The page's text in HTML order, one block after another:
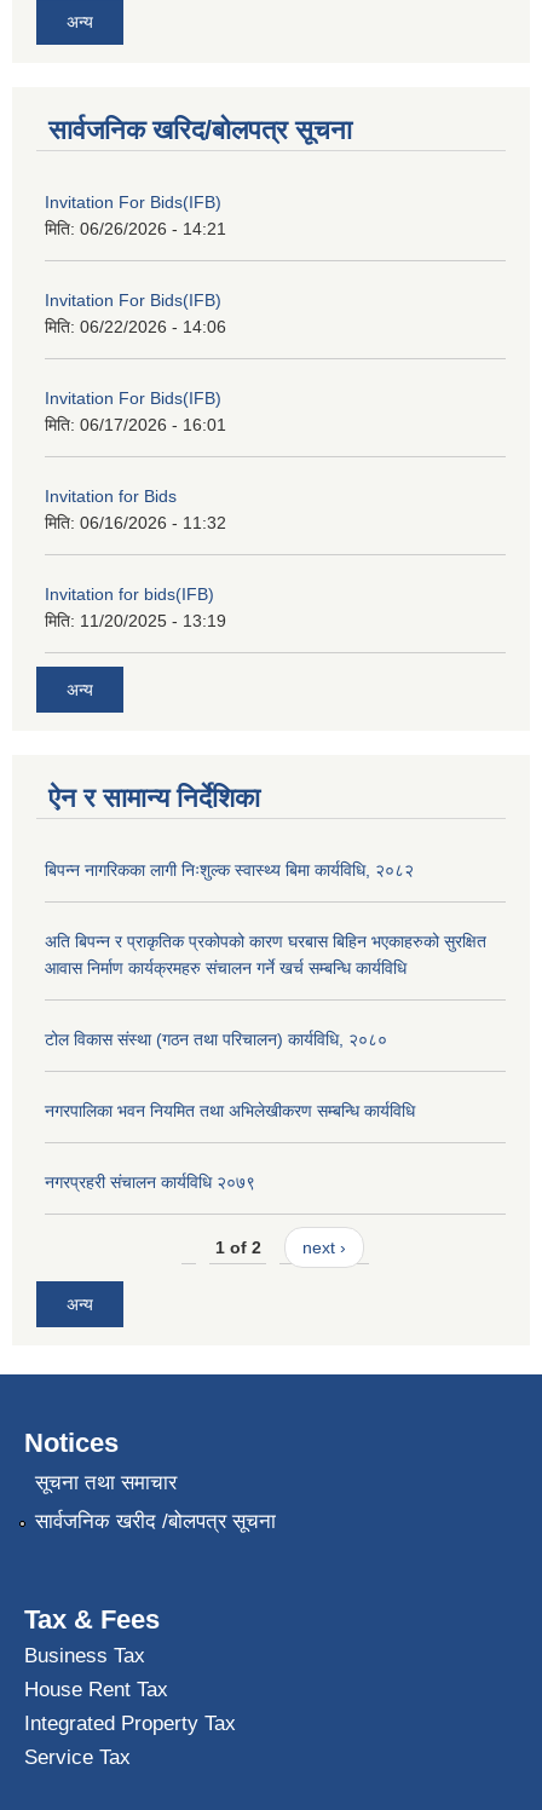
अन्य
सार्वजनिक खरिद/बोलपत्र सूचना
Invitation For Bids(IFB)
मिति: 06/26/2026 - 14:21
Invitation For Bids(IFB)
मिति: 06/22/2026 - 14:06
Invitation For Bids(IFB)
मिति: 06/17/2026 - 16:01
Invitation for Bids
मिति: 06/16/2026 - 11:32
Invitation for bids(IFB)
मिति: 11/20/2025 - 13:19
अन्य
ऐन र सामान्य निर्देशिका
बिपन्न नागरिकका लागी निःशुल्क स्वास्थ्य बिमा कार्यविधि, २०८२
अति बिपन्न र प्राकृतिक प्रकोपको कारण घरबास बिहिन भएकाहरुको सुरक्षित
आवास निर्माण कार्यक्रमहरु संचालन गर्ने खर्च सम्बन्धि कार्यविधि
टोल विकास संस्था (गठन तथा परिचालन) कार्यविधि, २०८०
नगरपालिका भवन नियमित तथा अभिलेखीकरण सम्बन्धि कार्यविधि
नगरप्रहरी संचालन कार्यविधि २०७९
1 of 2 next ›
अन्य
Notices
सूचना तथा समाचार
सार्वजनिक खरीद /बोलपत्र सूचना
Tax & Fees
Business Tax
House Rent Tax
Integrated Property Tax
Service Tax